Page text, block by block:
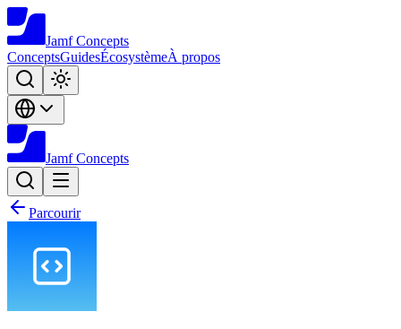
Jamf Concepts
ConceptsGuidesÉcosystèmeÀ propos
Jamf Concepts
Parcourir